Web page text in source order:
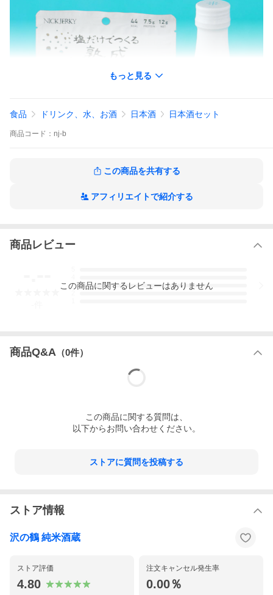
もっと見る
食品 ドリンク、水、お酒 日本酒 日本酒セット
商品 コード： nj-b
この商品を共有する
アフィリエイトで紹介する
商品レビュー
3
この商品に関するレビューはありません
商品Q&A （0件）
この商品に関する質問は、
以下からお問い合わせください。
ストアに質問を投稿する
ストア情報
沢の鶴 純米酒蔵
ストア評価
4.80
注文キャンセル発生率
0.00％